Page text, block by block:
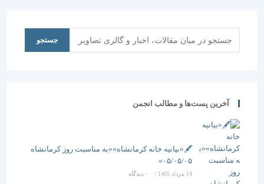
جستجو
آخرین پست‌ها و مطالب انجمن
🖋️«بیانیه خانه کرمانشاه»«به مناسبت روز کرمانشاه
۰۵/۰۵/۰۵»
/ ۰ دیدگاه